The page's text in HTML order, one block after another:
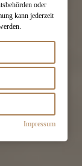
oder
kann jederzeit
Impressum